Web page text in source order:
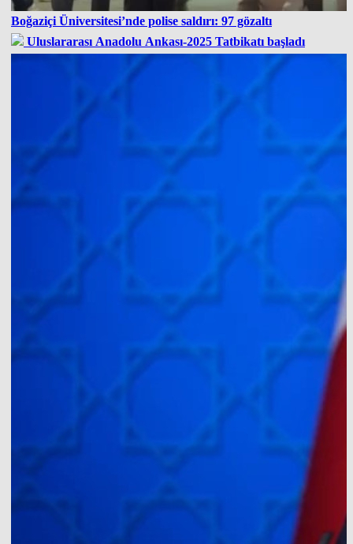
Boğaziçi Üniversitesi’nde polise saldırı: 97 gözaltı
Uluslararası Anadolu Ankası-2025 Tatbikatı başladı